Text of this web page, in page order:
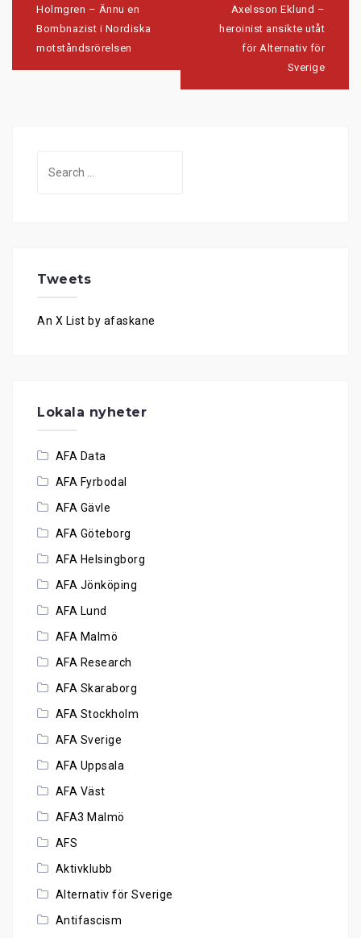
Holmgren – Ännu en
Bombnazist i Nordiska
motståndsrörelsen
Axelsson Eklund –
heroinist ansikte utåt
för Alternativ för
Sverige
Tweets
An X List by afaskane
Lokala nyheter
AFA Data
AFA Fyrbodal
AFA Gävle
AFA Göteborg
AFA Helsingborg
AFA Jönköping
AFA Lund
AFA Malmö
AFA Research
AFA Skaraborg
AFA Stockholm
AFA Sverige
AFA Uppsala
AFA Väst
AFA3 Malmö
AFS
Aktivklubb
Alternativ för Sverige
Antifascism